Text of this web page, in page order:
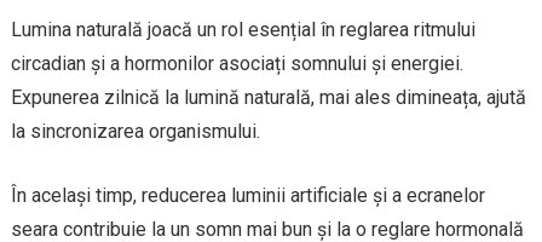
Lumina naturală joacă un rol esențial în reglarea ritmului
circadian și a hormonilor asociați somnului și energiei.
Expunerea zilnică la lumină naturală, mai ales dimineața, ajută
la sincronizarea organismului.
În același timp, reducerea luminii artificiale și a ecranelor
seara contribuie la un somn mai bun și la o reglare hormonală